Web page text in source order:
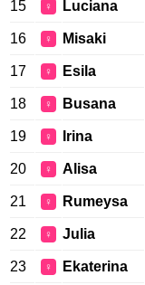
15 ♀ Luciana
16 ♀ Misaki
17 ♀ Esila
18 ♀ Busana
19 ♀ Irina
20 ♀ Alisa
21 ♀ Rumeysa
22 ♀ Julia
23 ♀ Ekaterina